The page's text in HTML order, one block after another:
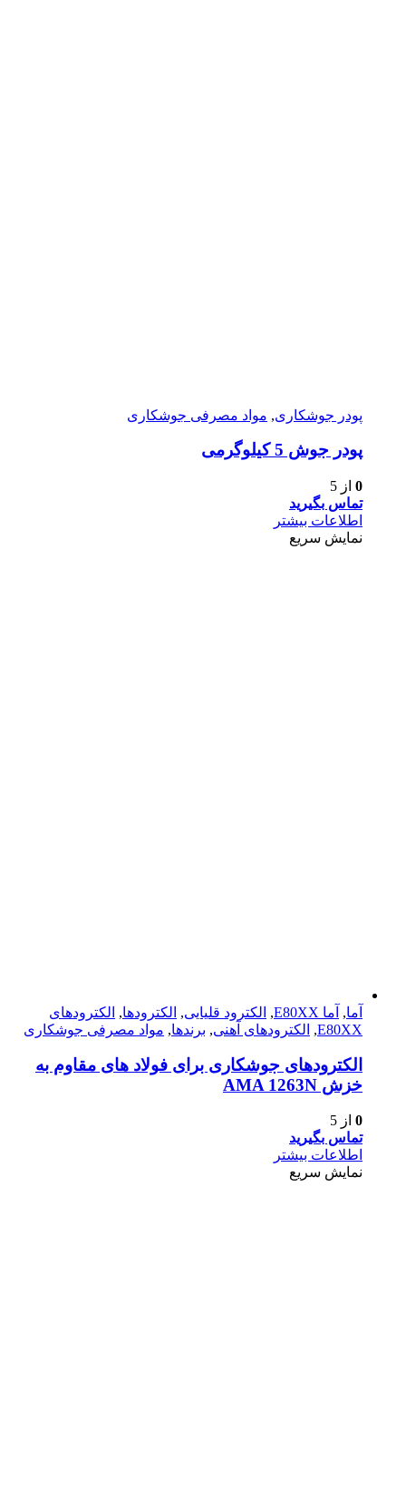
پودر جوشکاری, مواد مصرفی جوشکاری
پودر جوش 5 کیلوگرمی
0 از 5
تماس بگیرید
اطلاعات بیشتر
نمایش سریع
آما, آما E80XX , الکترود قلیایی, الکترودها, الکترود‌های
E80XX
, الکترود‌های آهنی, برندها, مواد مصرفی جوشکاری
الکترودهای جوشکاری برای فولاد های مقاوم به
خزش AMA 1263N
0 از 5
تماس بگیرید
اطلاعات بیشتر
نمایش سریع